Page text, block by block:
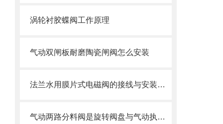
涡轮衬胶蝶阀工作原理
气动双闸板耐磨陶瓷闸阀怎么安装
法兰水用膜片式电磁阀的接线与安装指南
气动两路分料阀是旋转阀盘与气动执行器的“智能分流密码”